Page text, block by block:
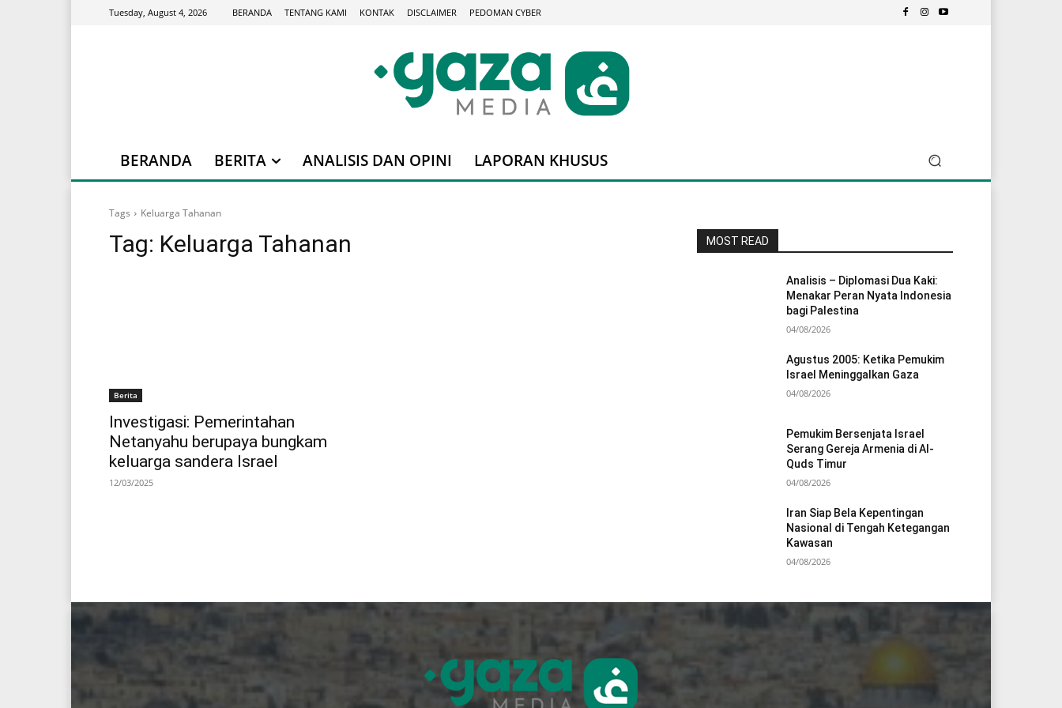
Tuesday, August 4, 2026 BERANDA TENTANG KAMI KONTAK DISCLAIMER PEDOMAN CYBER
BERANDA BERITA ANALISIS DAN OPINI LAPORAN KHUSUS
Tags Keluarga Tahanan
Tag: Keluarga Tahanan
Berita
Investigasi: Pemerintahan
Netanyahu berupaya bungkam
keluarga sandera Israel
12/03/2025
MOST READ
Analisis – Diplomasi Dua Kaki:
Menakar Peran Nyata Indonesia
bagi Palestina
04/08/2026
Agustus 2005: Ketika Pemukim
Israel Meninggalkan Gaza
04/08/2026
Pemukim Bersenjata Israel
Serang Gereja Armenia di Al-
Quds Timur
04/08/2026
Iran Siap Bela Kepentingan
Nasional di Tengah Ketegangan
Kawasan
04/08/2026